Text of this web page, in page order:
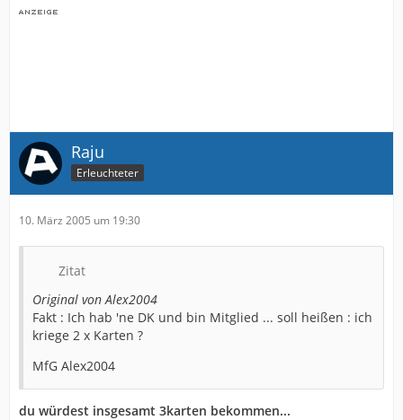
Raju
Erleuchteter
10. März 2005 um 19:30
Zitat
Original von Alex2004
Fakt : Ich hab 'ne DK und bin Mitglied ... soll heißen : ich
kriege 2 x Karten ?
MfG Alex2004
du würdest insgesamt 3karten bekommen...